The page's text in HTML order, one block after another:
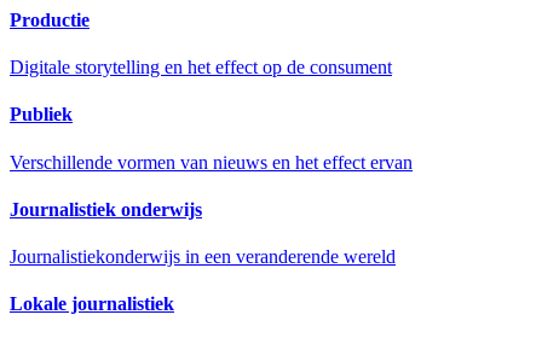
Productie
Digitale storytelling en het effect op de consument
Publiek
Verschillende vormen van nieuws en het effect ervan
Journalistiek onderwijs
Journalistiekonderwijs in een veranderende wereld
Lokale journalistiek